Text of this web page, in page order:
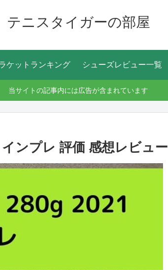
テニスタイガーの部屋
ケットランキング シューズレビュー一覧
当サイトの記事内には広告が含まれています
ンプレ 評価 感想レビュー